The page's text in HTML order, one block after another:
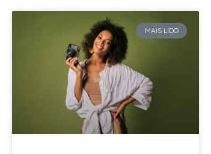
MAIS LIDO